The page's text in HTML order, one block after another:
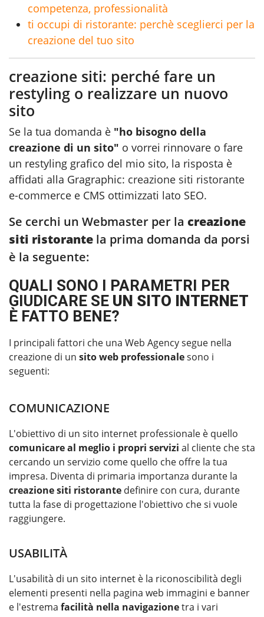
competenza, professionalità
ti occupi di ristorante: perchè sceglierci per la
creazione del tuo sito
creazione siti: perché fare un
restyling o realizzare un nuovo
sito
Se la tua domanda è "ho bisogno della
creazione di un sito" o vorrei rinnovare o fare
un restyling grafico del mio sito, la risposta è
affidati alla Gragraphic: creazione siti ristorante
e-commerce e CMS ottimizzati lato SEO.
Se cerchi un Webmaster per la creazione
siti ristorante la prima domanda da porsi
è la seguente:
QUALI SONO I PARAMETRI PER
GIUDICARE SE UN SITO INTERNET
È FATTO BENE?
I principali fattori che una Web Agency segue nella
creazione di un sito web professionalesono i
seguenti:
COMUNICAZIONE
L'obiettivo di un sito internet professionale è quello
comunicare al meglio i propri servizi al cliente che sta
cercando un servizio come quello che offre la tua
impresa. Diventa di primaria importanza durante la
creazione siti ristorante definire con cura, durante
tutta la fase di progettazione l'obiettivo che si vuole
raggiungere.
USABILITÀ
L'usabilità di un sito internet è la riconoscibilità degli
elementi presenti nella pagina web immagini e banner
e l'estrema facilità nella navigazionetra i vari